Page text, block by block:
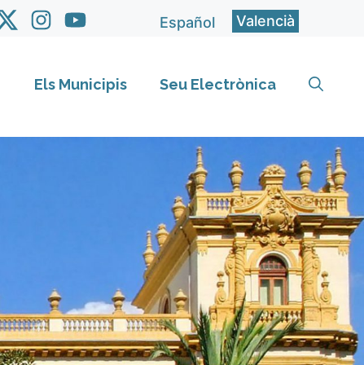
Español Valencià
Els Municipis Seu Electrònica